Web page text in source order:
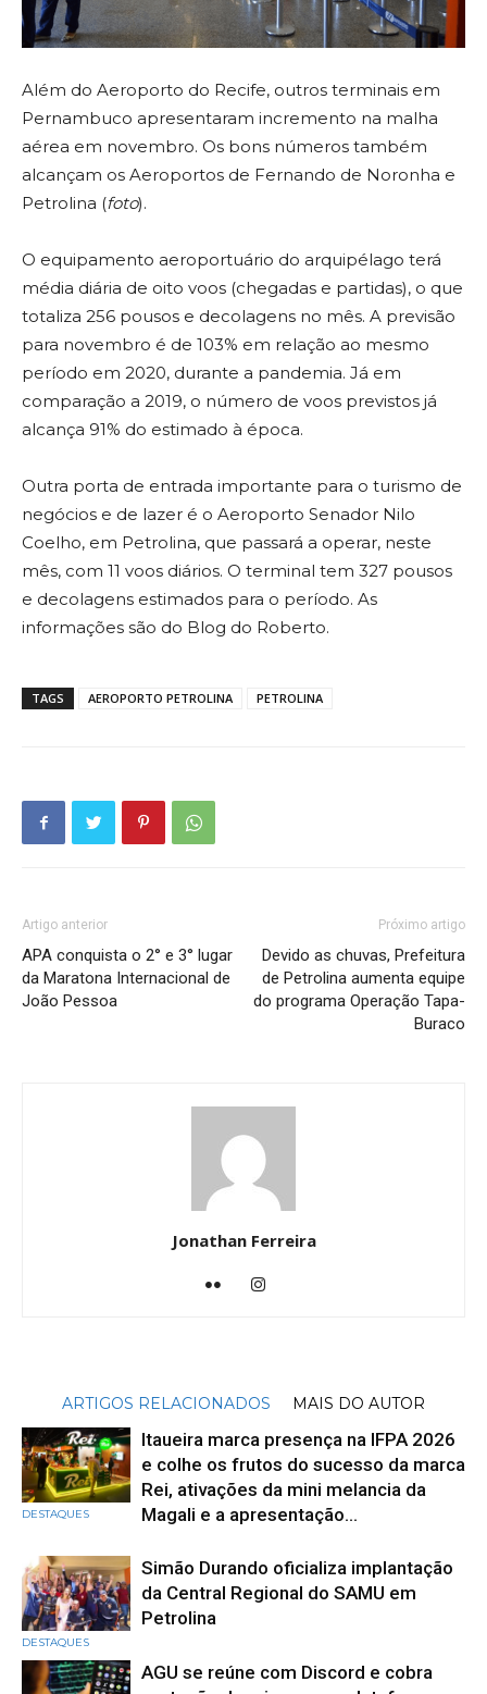
Além do Aeroporto do Recife, outros terminais em
Pernambuco apresentaram incremento na malha
aérea em novembro. Os bons números também
alcançam os Aeroportos de Fernando de Noronha e
Petrolina (foto).
O equipamento aeroportuário do arquipélago terá
média diária de oito voos (chegadas e partidas), o que
totaliza 256 pousos e decolagens no mês. A previsão
para novembro é de 103% em relação ao mesmo
período em 2020, durante a pandemia. Já em
comparação a 2019, o número de voos previstos já
alcança 91% do estimado à época.
Outra porta de entrada importante para o turismo de
negócios e de lazer é o Aeroporto Senador Nilo
Coelho, em Petrolina, que passará a operar, neste
mês, com 11 voos diários. O terminal tem 327 pousos
e decolagens estimados para o período. As
informações são do Blog do Roberto.
TAGS AEROPORTO PETROLINA PETROLINA
Artigo anterior
APA conquista o 2° e 3° lugar
da Maratona Internacional de
João Pessoa
Próximo artigo
Devido as chuvas, Prefeitura
de Petrolina aumenta equipe
do programa Operação Tapa-
Buraco
Jonathan Ferreira
ARTIGOS RELACIONADOS MAIS DO AUTOR
DESTAQUES
Itaueira marca presença na IFPA 2026
e colhe os frutos do sucesso da marca
Rei, ativações da mini melancia da
Magali e a apresentação...
DESTAQUES
Simão Durando oficializa implantação
da Central Regional do SAMU em
Petrolina
AGU se reúne com Discord e cobra